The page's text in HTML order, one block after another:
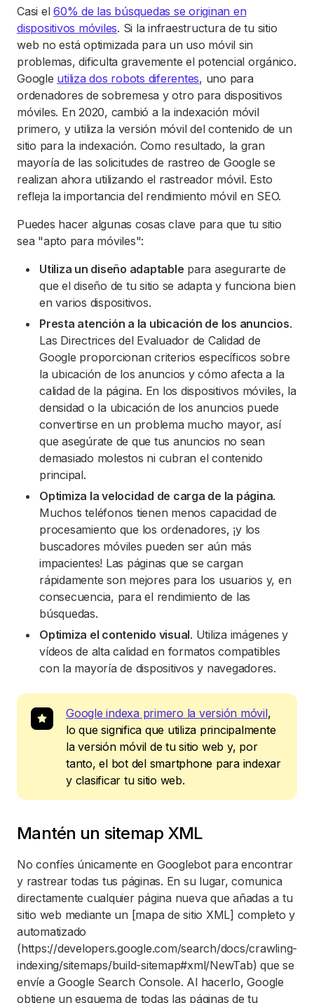
Casi el 60% de las búsquedas se originan en
dispositivos móviles. Si la infraestructura de tu sitio
web no está optimizada para un uso móvil sin
problemas, dificulta gravemente el potencial orgánico.
Google utiliza dos robots diferentes, uno para
ordenadores de sobremesa y otro para dispositivos
móviles. En 2020, cambió a la indexación móvil
primero, y utiliza la versión móvil del contenido de un
sitio para la indexación. Como resultado, la gran
mayoría de las solicitudes de rastreo de Google se
realizan ahora utilizando el rastreador móvil. Esto
refleja la importancia del rendimiento móvil en SEO.
Puedes hacer algunas cosas clave para que tu sitio
sea "apto para móviles":
Utiliza un diseño adaptable para asegurarte de
que el diseño de tu sitio se adapta y funciona bien
en varios dispositivos.
Presta atención a la ubicación de los anuncios.
Las Directrices del Evaluador de Calidad de
Google proporcionan criterios específicos sobre
la ubicación de los anuncios y cómo afecta a la
calidad de la página. En los dispositivos móviles, la
densidad o la ubicación de los anuncios puede
convertirse en un problema mucho mayor, así
que asegúrate de que tus anuncios no sean
demasiado molestos ni cubran el contenido
principal.
Optimiza la velocidad de carga de la página.
Muchos teléfonos tienen menos capacidad de
procesamiento que los ordenadores, ¡y los
buscadores móviles pueden ser aún más
impacientes! Las páginas que se cargan
rápidamente son mejores para los usuarios y, en
consecuencia, para el rendimiento de las
búsquedas.
Optimiza el contenido visual. Utiliza imágenes y
vídeos de alta calidad en formatos compatibles
con la mayoría de dispositivos y navegadores.
Google indexa primero la versión móvil,
lo que significa que utiliza principalmente
la versión móvil de tu sitio web y, por
tanto, el bot del smartphone para indexar
y clasificar tu sitio web.
Mantén un sitemap XML
No confíes únicamente en Googlebot para encontrar
y rastrear todas tus páginas. En su lugar, comunica
directamente cualquier página nueva que añadas a tu
sitio web mediante un [mapa de sitio XML] completo y
automatizado
(https://developers.google.com/search/docs/crawling-
indexing/sitemaps/build-sitemap#xml/NewTab) que se
envíe a Google Search Console. Al hacerlo, Google
obtiene un esquema de todas las páginas de tu